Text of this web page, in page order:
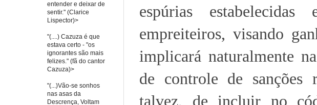
espúrias
empreiteiros, visando
implicará naturalmente
de controle de sanções
talvez, de incluir no
entender e deixar de
sentir." (Clarice
Lispector)>
"(....) Cazuza é que
estava certo - "os
ignorantes são mais
felizes." (fã do cantor
Cazuza)>
"(...)Vão-se sonhos
nas asas da
Descrença, Voltam